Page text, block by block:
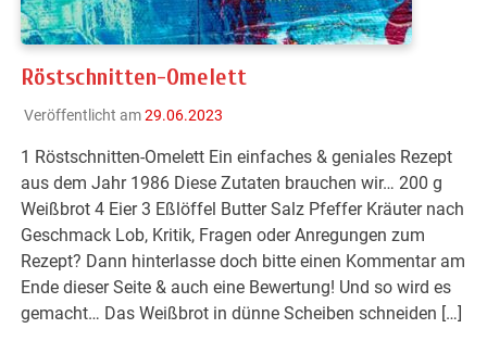
Röstschnitten-Omelett
Veröffentlicht am29.06.2023
1 Röstschnitten-Omelett Ein einfaches & geniales Rezept
aus dem Jahr 1986 Diese Zutaten brauchen wir… 200 g
Weißbrot 4 Eier 3 Eßlöffel Butter Salz Pfeffer Kräuter nach
Geschmack Lob, Kritik, Fragen oder Anregungen zum
Rezept? Dann hinterlasse doch bitte einen Kommentar am
Ende dieser Seite & auch eine Bewertung! Und so wird es
gemacht… Das Weißbrot in dünne Scheiben schneiden […]